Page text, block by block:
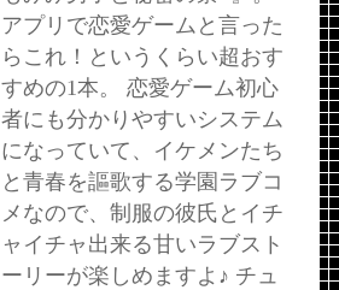
アプリで恋愛ゲームと言った
らこれ！というくらい超おす
すめの1本。 恋愛ゲーム初心
者にも分かりやすいシステム
になっていて、イケメンたち
と青春を謳歌する学園ラブコ
メなので、制服の彼氏とイチ
ャイチャ出来る甘いラブスト
ーリーが楽しめますよ♪ チュ